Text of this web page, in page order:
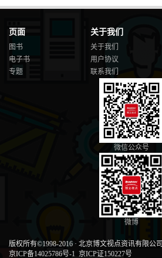
页面
图书
电子书
专题
关于我们
关于我们
用户协议
联系我们
微信公众号
微博
版权所有©1998-2016 · 北京博文视点资讯有限公司
京ICP备14025786号-1 京ICP证150227号